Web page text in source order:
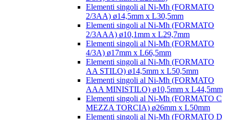
Elementi singoli al Ni-Mh (FORMATO
2/3AA) ø14,5mm x L30,5mm
Elementi singoli al Ni-Mh (FORMATO
2/3AAA) ø10,1mm x L29,7mm
Elementi singoli al Ni-Mh (FORMATO
4/3A) ø17mm x L66,5mm
Elementi singoli al Ni-Mh (FORMATO
AA STILO) ø14,5mm x L50,5mm
Elementi singoli al Ni-Mh (FORMATO
AAA MINISTILO) ø10,5mm x L44,5mm
Elementi singoli al Ni-Mh (FORMATO C
MEZZA TORCIA) ø26mm x L50mm
Elementi singoli al Ni-Mh (FORMATO D